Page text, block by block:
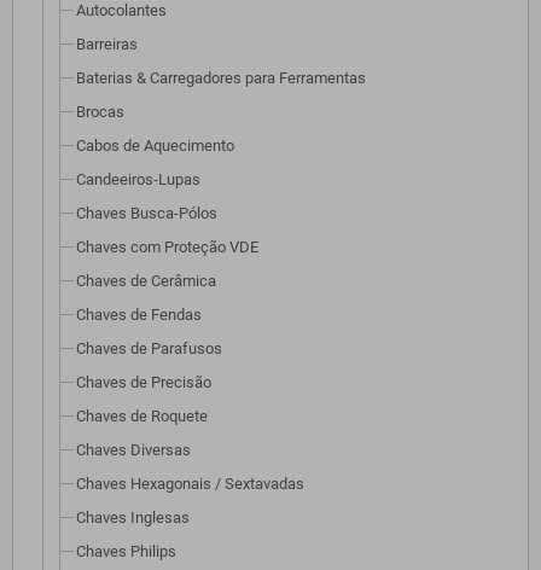
Autocolantes
Barreiras
Baterias & Carregadores para Ferramentas
Brocas
Cabos de Aquecimento
Candeeiros-Lupas
Chaves Busca-Pólos
Chaves com Proteção VDE
Chaves de Cerâmica
Chaves de Fendas
Chaves de Parafusos
Chaves de Precisão
Chaves de Roquete
Chaves Diversas
Chaves Hexagonais / Sextavadas
Chaves Inglesas
Chaves Philips